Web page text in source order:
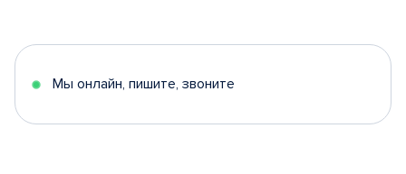
Мы онлайн, пишите, звоните